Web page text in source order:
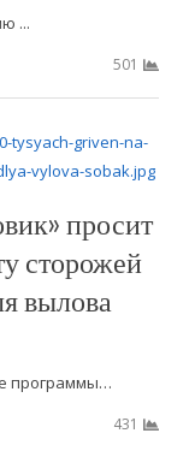
...
501
просит
сторожей
вылова
программы…
431